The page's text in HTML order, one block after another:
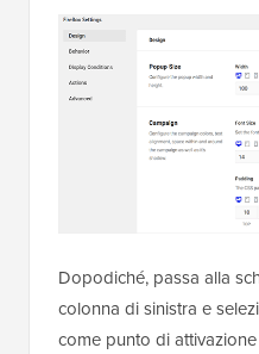
Dopodiché, passa alla
colonna di sinistra e
come punto di